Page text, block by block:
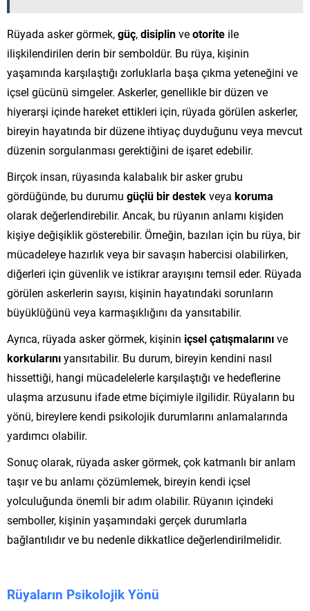
Rüyada asker görmek,güç,disiplinveotorite ile
ilişkilendirilen derin bir semboldür. Bu rüya, kişinin
yaşamında karşılaştığı zorluklarla başa çıkma yeteneğini ve
içsel gücünü simgeler. Askerler, genellikle bir düzen ve
hiyerarşi içinde hareket ettikleri için, rüyada görülen askerler,
bireyin hayatında bir düzene ihtiyaç duyduğunu veya mevcut
düzenin sorgulanması gerektiğini de işaret edebilir.
Birçok insan, rüyasında kalabalık bir asker grubu
gördüğünde, bu durumu güçlü bir destekveya koruma
olarak değerlendirebilir. Ancak, bu rüyanın anlamı kişiden
kişiye değişiklik gösterebilir. Örneğin, bazıları için bu rüya, bir
mücadeleye hazırlık veya bir savaşın habercisi olabilirken,
diğerleri için güvenlik ve istikrar arayışını temsil eder. Rüyada
görülen askerlerin sayısı, kişinin hayatındaki sorunların
büyüklüğünü veya karmaşıklığını da yansıtabilir.
Ayrıca, rüyada asker görmek, kişinin içsel çatışmalarınıve
korkularınıyansıtabilir. Bu durum, bireyin kendini nasıl
hissettiği, hangi mücadelelerle karşılaştığı ve hedeflerine
ulaşma arzusunu ifade etme biçimiyle ilgilidir. Rüyaların bu
yönü, bireylere kendi psikolojik durumlarını anlamalarında
yardımcı olabilir.
Sonuç olarak, rüyada asker görmek, çok katmanlı bir anlam
taşır ve bu anlamı çözümlemek, bireyin kendi içsel
yolculuğunda önemli bir adım olabilir. Rüyanın içindeki
semboller, kişinin yaşamındaki gerçek durumlarla
bağlantılıdır ve bu nedenle dikkatlice değerlendirilmelidir.
Rüyaların Psikolojik Yönü